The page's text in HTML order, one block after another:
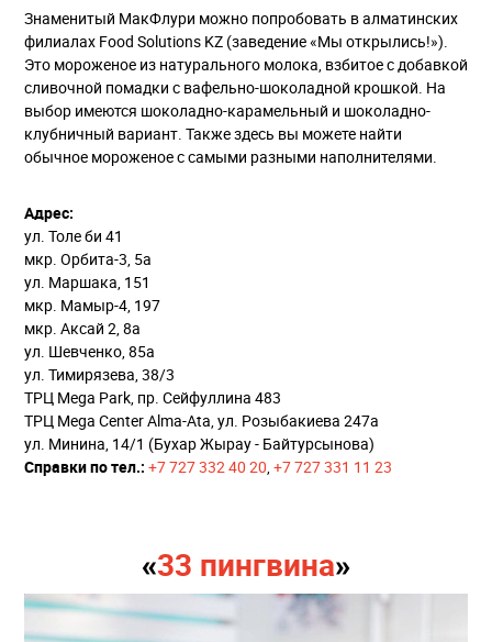
Знаменитый МакФлури можно попробовать в алматинских
филиалах Food Solutions KZ (заведение «Мы открылись!»).
Это мороженое из натурального молока, взбитое с добавкой
сливочной помадки с вафельно-шоколадной крошкой. На
выбор имеются шоколадно-карамельный и шоколадно-
клубничный вариант. Также здесь вы можете найти
обычное мороженое с самыми разными наполнителями.
Адрес:
ул. Толе би 41
мкр. Орбита-3, 5а
ул. Маршака, 151
мкр. Мамыр-4, 197
мкр. Аксай 2, 8а
ул. Шевченко, 85а
ул. Тимирязева, 38/3
ТРЦ Mega Park, пр. Сейфуллина 483
ТРЦ Mega Center Alma-Ata, ул. Розыбакиева 247а
ул. Минина, 14/1 (Бухар Жырау - Байтурсынова)
Справки по тел.: +7 727 332 40 20,+7 727 331 11 23
«33 пингвина»